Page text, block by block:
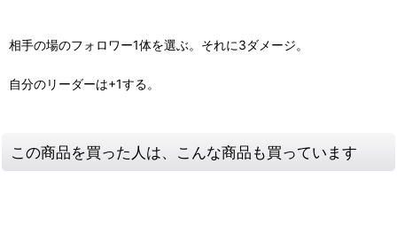
相手の場のフォロワー1体を選ぶ。それに3ダメージ。
自分のリーダーは+1する。
この商品を買った人は、こんな商品も買っています